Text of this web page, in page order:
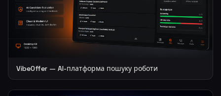
VibeOffer — AI-платформа пошуку роботи